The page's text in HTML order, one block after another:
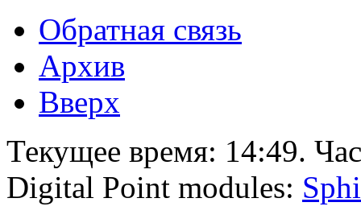
Обратная связь
Архив
Вверх
Текущее время: 14:49.
Digital Point modules: